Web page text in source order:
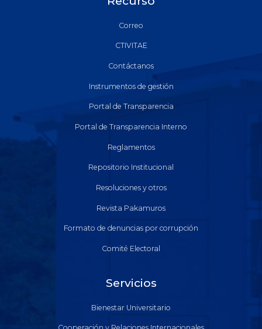
Correo
CTIVITAE
Contáctanos
Instrumentos de gestión
Portal de Transparencia
Portal de Transparencia Interno
Reglamentos
Repositorio Institucional
Resoluciones y otros
Revista Pakamuros
Formato de denuncias por corrupción
Comité Electoral
Servicios
Bienestar Universitario